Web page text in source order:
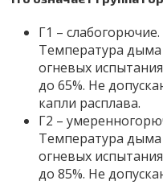
Г1 –
Температура
огневых
до 65%. Не
капли расплава.
Г2 –
Температура
огневых
до 85%. Не